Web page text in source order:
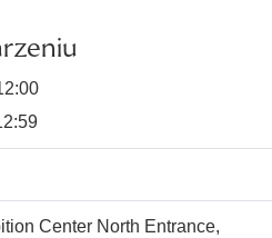
Center North Entrance,